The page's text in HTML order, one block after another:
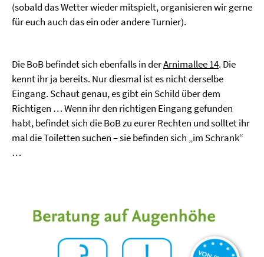
(sobald das Wetter wieder mitspielt, organisieren wir gerne
für euch auch das ein oder andere Turnier).
Die BoB befindet sich ebenfalls in derArnimallee 14. Die
kennt ihr ja bereits. Nur diesmal ist es nicht derselbe
Eingang. Schaut genau, es gibt ein Schild über dem
Richtigen … Wenn ihr den richtigen Eingang gefunden
habt, befindet sich die BoB zu eurer Rechten und solltet ihr
mal die Toiletten suchen – sie befinden sich „im Schrank“
…